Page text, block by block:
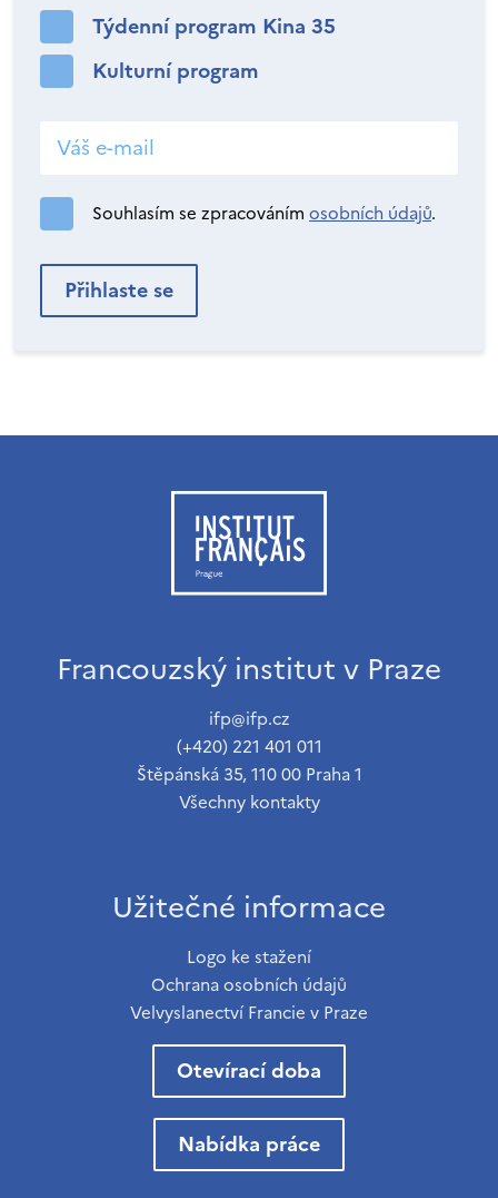
Týdenní program Kina 35
Kulturní program
Souhlasím se zpracováním osobních údajů.
Francouzský institut v Praze
ifp@ifp.cz
(+420) 221 401 011
Štěpánská 35, 110 00 Praha 1
Všechny kontakty
Užitečné informace
Logo ke stažení
Ochrana osobních údajů
Velvyslanectví Francie v Praze
Otevírací doba
Nabídka práce